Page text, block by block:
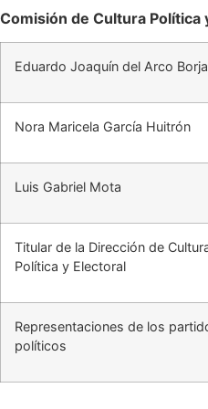
Comisión de Cultura Política
Eduardo Joaquín del Arco Borja
Nora Maricela García Huitrón
Luis Gabriel Mota
Titular de la Dirección de
Política y Electoral
Representaciones de los
políticos